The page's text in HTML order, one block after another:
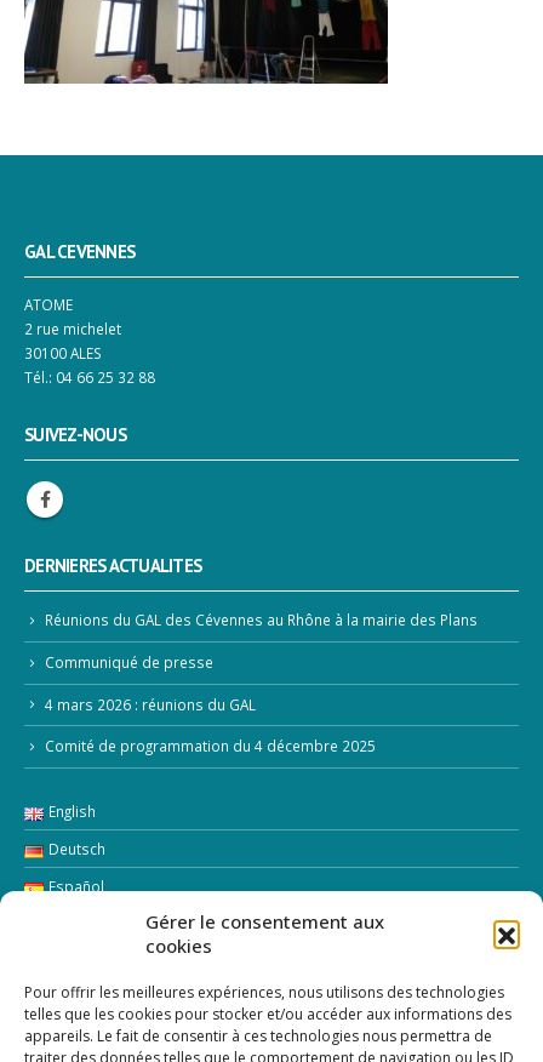
Gérer le consentement aux
cookies
Pour offrir les meilleures expériences, nous utilisons des technologies
telles que les cookies pour stocker et/ou accéder aux informations des
appareils. Le fait de consentir à ces technologies nous permettra de
traiter des données telles que le comportement de navigation ou les ID
GAL CEVENNES
ATOME
2 rue michelet
30100 ALES
Tél.: 04 66 25 32 88
SUIVEZ-NOUS
DERNIERES ACTUALITES
Réunions du GAL des Cévennes au Rhône à la mairie des Plans
Communiqué de presse
4 mars 2026 : réunions du GAL
Comité de programmation du 4 décembre 2025
English
Deutsch
Español
LETTRE D’INFORMATION
Addresse Email: